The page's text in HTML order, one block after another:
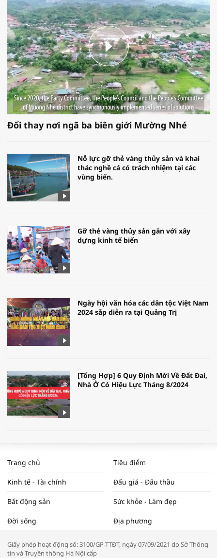
Đổi thay nơi ngã ba biên giới Mường Nhé
Nỗ lực gỡ thẻ vàng thủy sản và khai
thác nghề cá có trách nhiệm tại các
vùng biển.
Gỡ thẻ vàng thủy sản gắn với xây
dựng kinh tế biển
Ngày hội văn hóa các dân tộc Việt Nam
2024 sắp diễn ra tại Quảng Trị
[Tổng Hợp] 6 Quy Định Mới Về Đất Đai,
Nhà Ở Có Hiệu Lực Tháng 8/2024
NAM NĂM 2024 VÀ NĂM 2025 | NHỊP
ĐẬP THỊ TRƯỜNG #62
Tọa đàm “Xúc tiến thương mại: Khơi
Trang chủ Tiêu điểm
Kinh tế - Tài chính Đấu giá - Đấu thầu
Bất động sản Sức khỏe - Làm đẹp
Đời sống Địa phương
Giấy phép hoạt động số: 3100/GP-TTĐT, ngày 07/09/2021 do Sở Thông
tin và Truyền thông Hà Nội cấp